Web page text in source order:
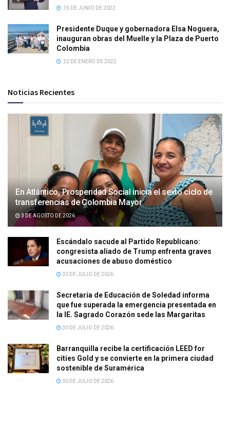
15 DE JUNIO DE 2022
Presidente Duque y gobernadora Elsa Noguera,
inauguran obras del Muelle y la Plaza de Puerto
Colombia
22 DE ENERO DE 2022
Noticias Recientes
En Atlántico, Prosperidad Social inicia el sexto ciclo de
transferencias de Colombia Mayor
3 DE AGOSTO DE 2026
Escándalo sacude al Partido Republicano:
congresista aliado de Trump enfrenta graves
acusaciones de abuso doméstico
30 DE JULIO DE 2026
Secretaría de Educación de Soledad informa
que fue superada la emergencia presentada en
la IE. Sagrado Corazón sede las Margaritas
30 DE JULIO DE 2026
Barranquilla recibe la certificación LEED for
cities Gold y se convierte en la primera ciudad
sostenible de Suramérica
30 DE JULIO DE 2026